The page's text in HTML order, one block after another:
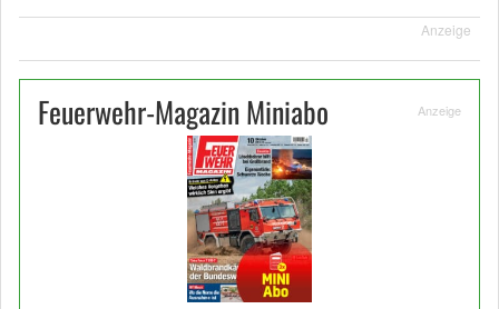
Anzeige
Feuerwehr-Magazin Miniabo Anzeige